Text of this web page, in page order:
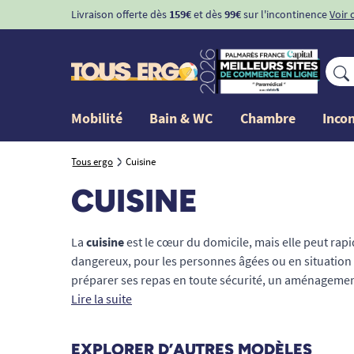
Livraison offerte dès 159€et dès99€sur l'incontinenceVoir
Mobilité Bain & WC Chambre
Tous ergo Cuisine
CUISINE
La cuisineest le cœur du domicile, mais elle peut
dangereux, pour les personnes âgées ou en
préparer ses repas en toute sécurité, un
notre sélection d'équipements pour rendre votre
Lire la suite
EXPLORER D’AUTRES MODÈLES